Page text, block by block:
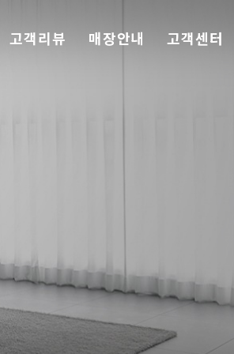
고객리뷰 매장안내 고객센터